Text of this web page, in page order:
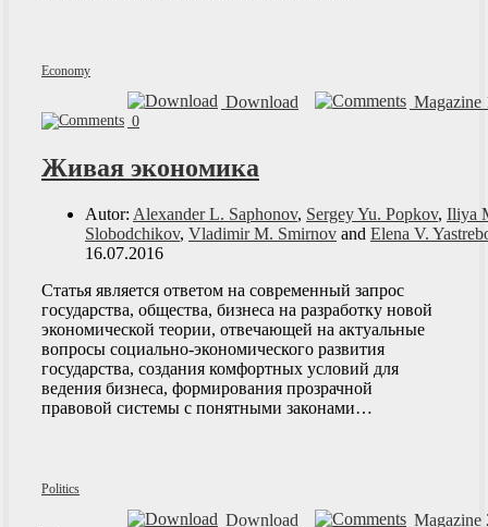
Economy
Magazine
Download
0
Живая экономика
Autor: Alexander L. Saphonov, Sergey Yu. Popkov, Iliya
Slobodchikov, Vladimir M. Smirnov and Elena V.
16.07.2016
Статья является ответом на современный запрос
государства, общества, бизнеса на разработку новой
экономической теории, отвечающей на актуальные
вопросы социально-экономического развития
государства, создания комфортных условий для
ведения бизнеса, формирования прозрачной
правовой системы с понятными законами…
Politics
Magazine
Download